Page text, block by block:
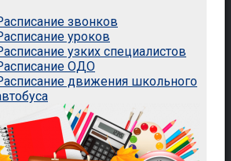
звонков
уроков
узких специалистов
ОДО
движения школьного